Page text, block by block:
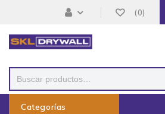
0
Categorías